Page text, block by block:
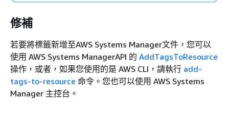
修補
若要將標籤新增至AWS Systems Manager文件，您可以
使用 AWS Systems ManagerAPI 的 AddTagsToResource
操作，或者，如果您使用的是 AWS CLI，請執行 add-
tags-to-resource 命令。您也可以使用 AWS Systems
Manager 主控台。